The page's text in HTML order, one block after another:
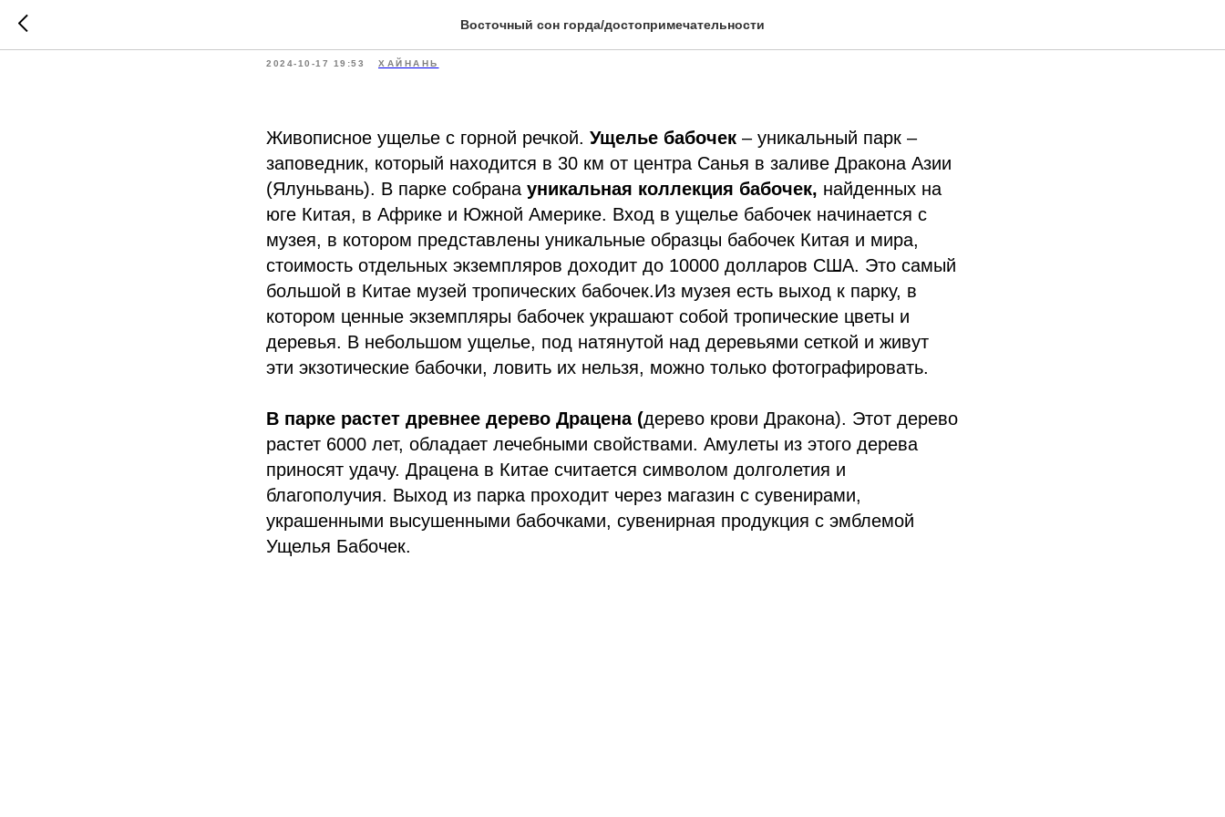
Восточный сон горда/достопримечательности
Ущелье бабочек
2024-10-17 19:53 ХАЙНАНЬ
Живописное ущелье с горной речкой. Ущелье бабочек – уникальный парк –
заповедник, который находится в 30 км от центра Санья в заливе Дракона Азии
(Ялуньвань). В парке собрана уникальная коллекция бабочек, найденных на
юге Китая, в Африке и Южной Америке. Вход в ущелье бабочек начинается с
музея, в котором представлены уникальные образцы бабочек Китая и мира,
стоимость отдельных экземпляров доходит до 10000 долларов США. Это самый
большой в Китае музей тропических бабочек.Из музея есть выход к парку, в
котором ценные экземпляры бабочек украшают собой тропические цветы и
деревья. В небольшом ущелье, под натянутой над деревьями сеткой и живут
эти экзотические бабочки, ловить их нельзя, можно только фотографировать.
В парке растет древнее дерево Драцена (дерево крови Дракона). Этот дерево
растет 6000 лет, обладает лечебными свойствами. Амулеты из этого дерева
приносят удачу. Драцена в Китае считается символом долголетия и
благополучия. Выход из парка проходит через магазин с сувенирами,
украшенными высушенными бабочками, сувенирная продукция с эмблемой
Ущелья Бабочек.